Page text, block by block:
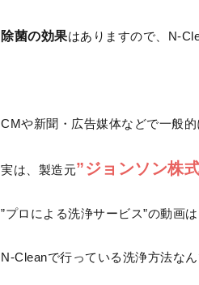
除菌の効果はありますので、N-
CMや新聞・広告媒体などで一般的
実は、製造元”ジョンソン株
”プロによる洗浄サービス”の動画は
N-Cleanで行っている洗浄方法な